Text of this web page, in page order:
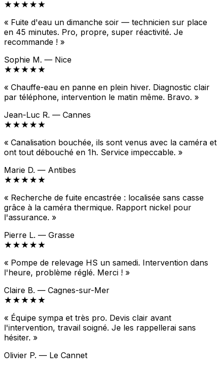
★★★★★
« Fuite d'eau un dimanche soir — technicien sur place
en 45 minutes. Pro, propre, super réactivité. Je
recommande ! »
Sophie M. — Nice
★★★★★
« Chauffe-eau en panne en plein hiver. Diagnostic clair
par téléphone, intervention le matin même. Bravo. »
Jean-Luc R. — Cannes
★★★★★
« Canalisation bouchée, ils sont venus avec la caméra et
ont tout débouché en 1h. Service impeccable. »
Marie D. — Antibes
★★★★★
« Recherche de fuite encastrée : localisée sans casse
grâce à la caméra thermique. Rapport nickel pour
l'assurance. »
Pierre L. — Grasse
★★★★★
« Pompe de relevage HS un samedi. Intervention dans
l'heure, problème réglé. Merci ! »
Claire B. — Cagnes-sur-Mer
★★★★★
« Équipe sympa et très pro. Devis clair avant
l'intervention, travail soigné. Je les rappellerai sans
hésiter. »
Olivier P. — Le Cannet